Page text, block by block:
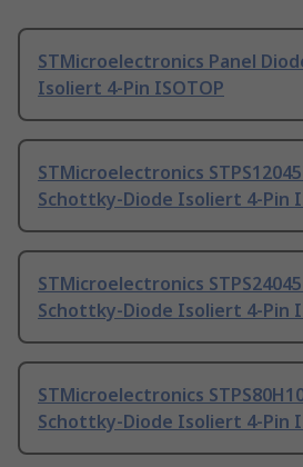
STMicroelectronics Panel
Isoliert 4-Pin ISOTOP
STMicroelectronics
Schottky-Diode Isoliert 4-Pin
STMicroelectronics
Schottky-Diode Isoliert 4-Pin
STMicroelectronics
Schottky-Diode Isoliert 4-Pin